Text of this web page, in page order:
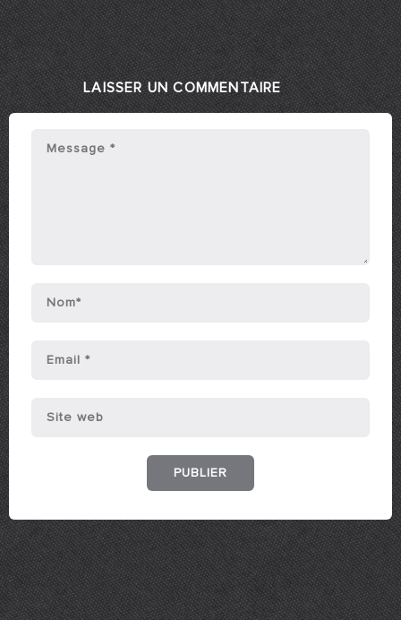
LAISSER UN COMMENTAIRE